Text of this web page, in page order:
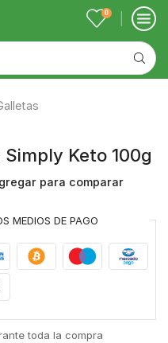
0
Keto 100g
para comparar
MEDIOS DE PAGO
toda la compra